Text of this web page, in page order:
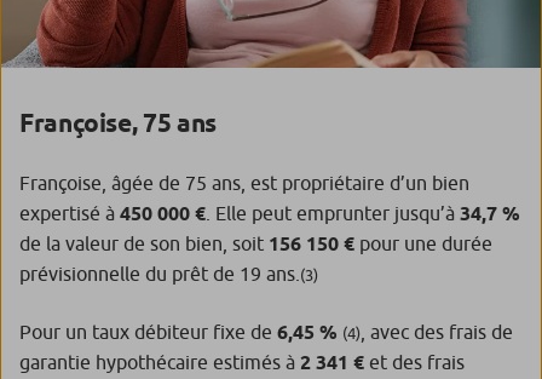
Françoise, 75 ans
Françoise, âgée de 75 ans, est propriétaire d’un bien
expertisé à 450 000 € . Elle peut emprunter jusqu’à 34,7 %
de la valeur de son bien, soit 156 150 € pour une durée
prévisionnelle du prêt de 19 ans. (3)
Pour un taux débiteur fixe de 6,45 % (4) , avec des frais de
garantie hypothécaire estimés à 2 341 € et des frais